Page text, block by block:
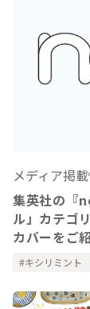
メディア掲
集英社の『
ル」カテゴ
カバーをご
キシリミント